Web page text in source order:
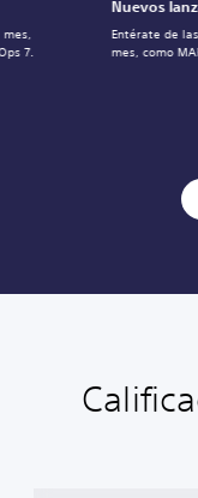
Nuevos
Entérate de
mes, como
7.